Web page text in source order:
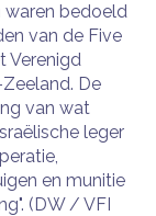
waren bedoeld
van de Five
Verenigd
De
van wat
leger
en munitie
(DW / VFI